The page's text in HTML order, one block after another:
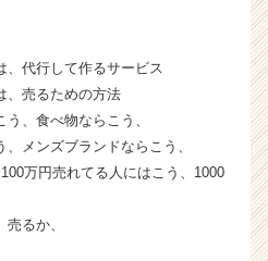
、代行して作るサービス
、売るための方法
、食べ物ならこう、
メンズブランドならこう、
万円売れてる人にはこう、1000
るか、